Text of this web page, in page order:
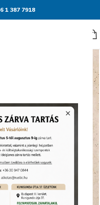
1 387 7918